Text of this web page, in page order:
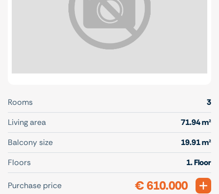
Rooms
3
Living area
71.94 m²
Balcony size
19.91 m²
Floors
1. Floor
Purchase price € 610.000